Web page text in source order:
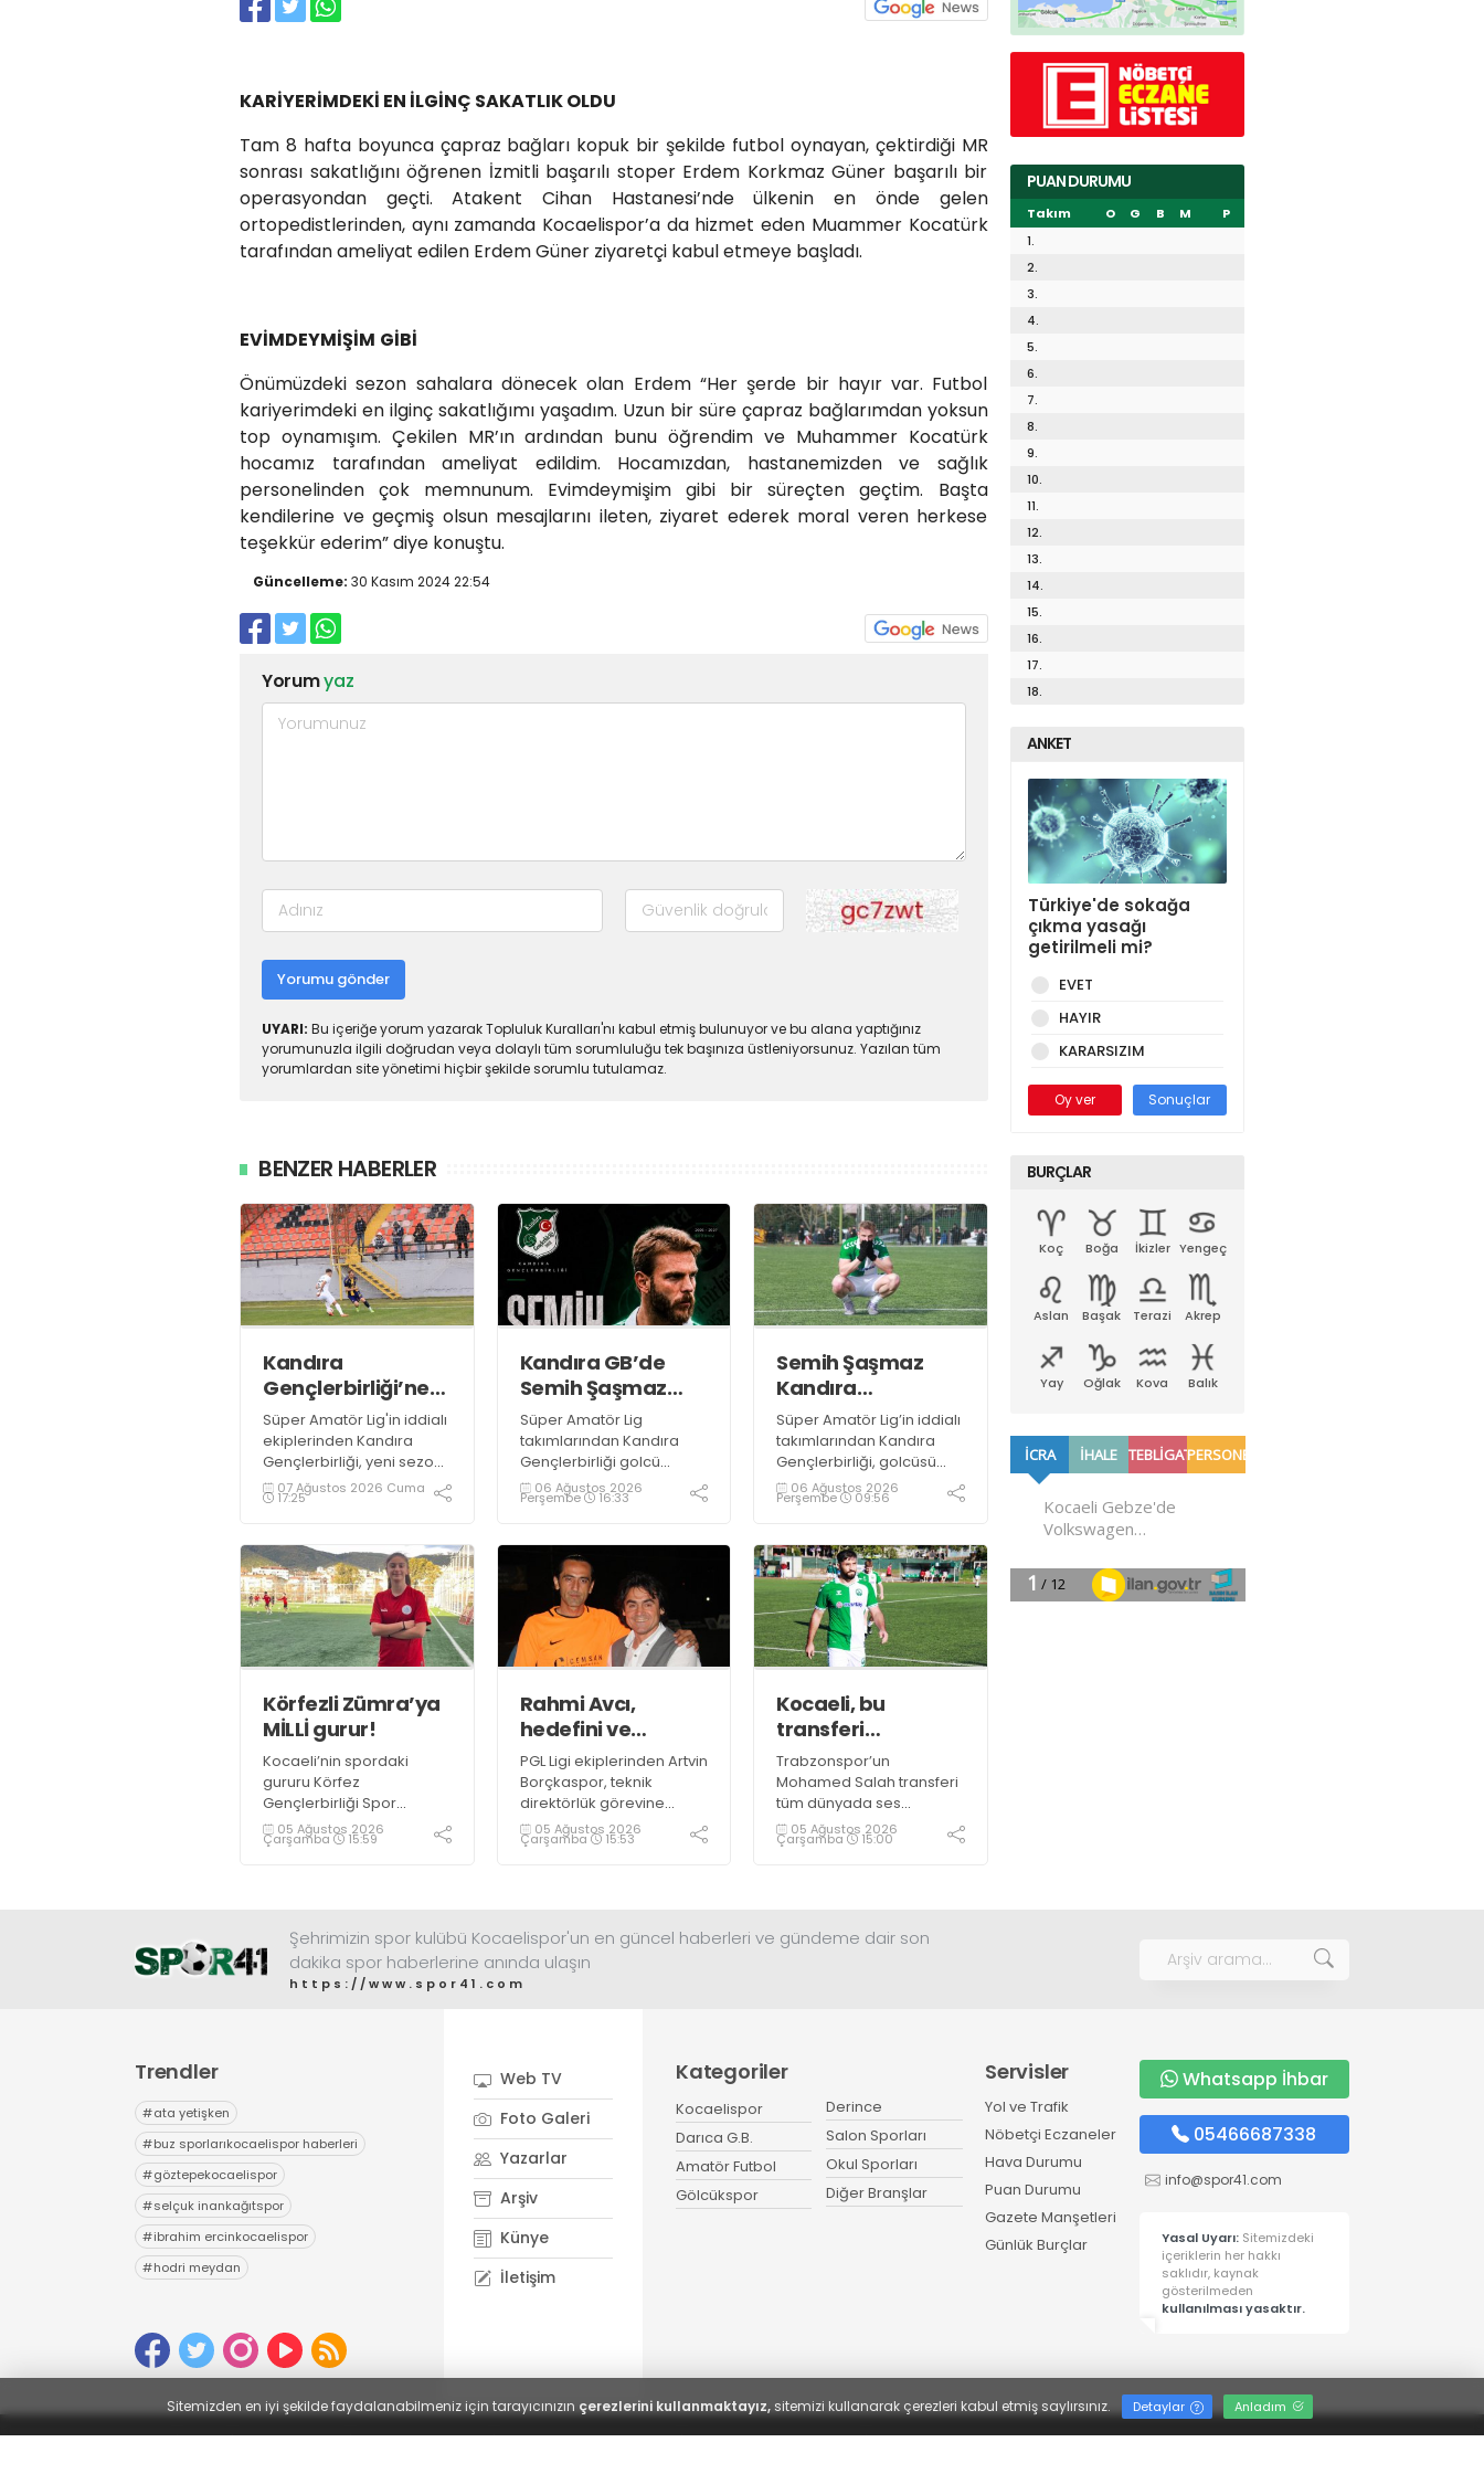
KARİYERİMDEKİ EN İLGİNÇ SAKATLIK OLDU
Tam 8 hafta boyunca çapraz bağları kopuk bir şekilde futbol oynayan, çektirdiği MR
sonrası sakatlığını öğrenen İzmitli başarılı stoper Erdem Korkmaz Güner başarılı bir
operasyondan geçti. Atakent Cihan Hastanesi’nde ülkenin en önde gelen
ortopedistlerinden, aynı zamanda Kocaelispor’a da hizmet eden Muammer Kocatürk
tarafından ameliyat edilen Erdem Güner ziyaretçi kabul etmeye başladı.
EVİMDEYMİŞİM GİBİ
Önümüzdeki sezon sahalara dönecek olan Erdem “Her şerde bir hayır var. Futbol
kariyerimdeki en ilginç sakatlığımı yaşadım. Uzun bir süre çapraz bağlarımdan yoksun
top oynamışım. Çekilen MR’ın ardından bunu öğrendim ve Muhammer Kocatürk
hocamız tarafından ameliyat edildim. Hocamızdan, hastanemizden ve sağlık
personelinden çok memnunum. Evimdeymişim gibi bir süreçten geçtim. Başta
kendilerine ve geçmiş olsun mesajlarını ileten, ziyaret ederek moral veren herkese
teşekkür ederim” diye konuştu.
Güncelleme: 30 Kasım 2024 22:54
Yorumyaz
Yorumu gönder
UYARI: Bu içeriğe yorum yazarak Topluluk Kuralları'nı kabul etmiş bulunuyor ve bu alana yaptığınız
yorumunuzla ilgili doğrudan veya dolaylı tüm sorumluluğu tek başınıza üstleniyorsunuz. Yazılan tüm
yorumlardan site yönetimi hiçbir şekilde sorumlu tutulamaz.
BENZER HABERLER
Kandıra
Gençlerbirliği’ne
müthiş kanat!
Süper Amatör Lig'in iddialı
ekiplerinden Kandıra
Gençlerbirliği, yeni sezon
öncesi kadrosunu
güçlendirmeye devam
07 Ağustos 2026 Cuma
17:25
Kandıra GB’de
Semih Şaşmaz
resmen TAMAM!
Süper Amatör Lig
takımlarından Kandıra
Gençlerbirliği golcü
futbolcu Semih Şaşmaz
ile yola devam ettiğini
06 Ağustos 2026
Perşembe 16:33
Semih Şaşmaz
Kandıra
Gençlerbirliği’nde
devam dedi!
Süper Amatör Lig’in iddialı
takımlarından Kandıra
Gençlerbirliği, golcüsü
Semih Şaşmaz ile devam
ediyor.
06 Ağustos 2026
Perşembe 09:56
Körfezli Zümra’ya
MİLLİ gurur!
Kocaeli’nin spordaki
gururu Körfez
Gençlerbirliği Spor
Kulübü, altyapısından
yetiştirdiği sporcularla
05 Ağustos 2026
Çarşamba 15:59
Rahmi Avcı,
hedefini ve
stratejisini
paylaştı
PGL Ligi ekiplerinden Artvin
Borçkaspor, teknik
direktörlük görevine
Kocaeli’nin başarılı
isimlerinden Rahmi Avcı'yı
05 Ağustos 2026
Çarşamba 15:53
Kocaeli, bu
transferi
konuşuyor!
Trabzonspor’un
Mohamed Salah transferi
tüm dünyada ses
getirirken Kocaeli
amatöründe de çok
05 Ağustos 2026
Çarşamba 15:00
PUAN DURUMU
Takım O G B M
P
1.
2.
3.
4.
5.
6.
7.
8.
9.
10.
11.
12.
13.
14.
15.
16.
17.
18.
ANKET
Türkiye'de sokağa
çıkma yasağı
getirilmeli mi?
EVET
HAYIR
KARARSIZIM
Oy ver Sonuçlar
BURÇLAR
Koç Boğa İkizler Yengeç
Aslan Başak Terazi Akrep
Yay Oğlak Kova Balık
Şehrimizin spor kulübü Kocaelispor'un en güncel haberleri ve gündeme dair son
dakika spor haberlerine anında ulaşın
https://www.spor41.com
Trendler
#ata yetişken
#buz sporlarıkocaelispor haberleri
#göztepekocaelispor
#selçuk inankağıtspor
#ibrahim ercinkocaelispor
#hodri meydan
Web TV
Foto Galeri
Yazarlar
Arşiv
Künye
İletişim
Kategoriler
Kocaelispor
Darıca G.B.
Amatör Futbol
Gölcükspor
Derince
Salon Sporları
Okul Sporları
Diğer Branşlar
Servisler
Yol ve Trafik
Nöbetçi Eczaneler
Hava Durumu
Puan Durumu
Gazete Manşetleri
Günlük Burçlar
Whatsapp İhbar
05466687338
info@spor41.com
Yasal Uyarı: Sitemizdeki
içeriklerin her hakkı
saklıdır, kaynak
gösterilmeden
kullanılması yasaktır.
Yayın İlkeleri Veri Politikası Kullanım Şartları KVKK Aydınlatma Metni KVKK Bilgi Talep Formu
Kocaeli Gazetesi
Sitemizden en iyi şekilde faydalanabilmeniz için tarayıcınızın çerezlerini kullanmaktayız,sitemizi kullanarak çerezleri kabul etmiş saylırsınız. Detaylar Anladım